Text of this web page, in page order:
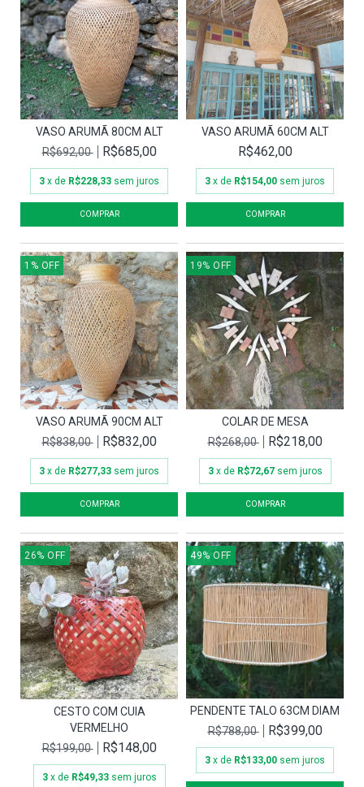
VASO ARUMÃ 80CM ALT
R$692,00
R$685,00
3 x de R$228,33 sem juros
VASO ARUMÃ 60CM ALT
R$462,00
3 x de R$154,00 sem juros
1 % OFF
VASO ARUMÃ 90CM ALT
R$838,00
R$832,00
3 x de R$277,33 sem juros
19% OFF
COLAR DE MESA
R$268,00
R$218,00
3 x de R$72,67 sem juros
26% OFF
CESTO COM CUIA
VERMELHO
R$199,00
R$148,00
3 x de R$49,33 sem juros
49% OFF
PENDENTE TALO 63CM DIAM
R$788,00
R$399,00
3 x de R$133,00 sem juros